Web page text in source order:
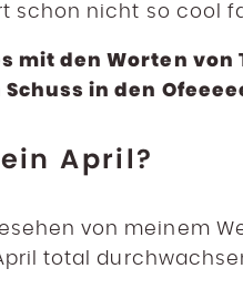
schon nicht so cool
mit den Worten von
in den
April?
von meinem
total